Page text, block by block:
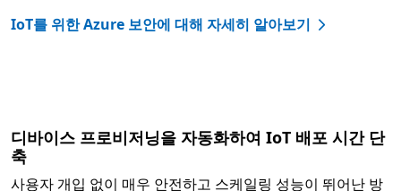
IoT를 위한 Azure 보안에 대해 자세히 알아보기
디바이스 프로비저닝을 자동화하여 IoT 배포 시간 단
축
사용자 개입 없이 매우 안전하고 스케일링 성능이 뛰어난 방